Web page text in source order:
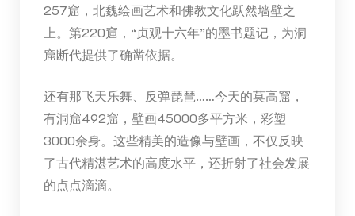
257窟，北魏绘画艺术和佛教文化跃然墙壁之
上。第220窟，“贞观十六年”的墨书题记，为洞
窟断代提供了确凿依据。
还有那飞天乐舞、反弹琵琶……今天的莫高窟，
有洞窟492窟，壁画45000多平方米，彩塑
3000余身。这些精美的造像与壁画，不仅反映
了古代精湛艺术的高度水平，还折射了社会发展
的点点滴滴。